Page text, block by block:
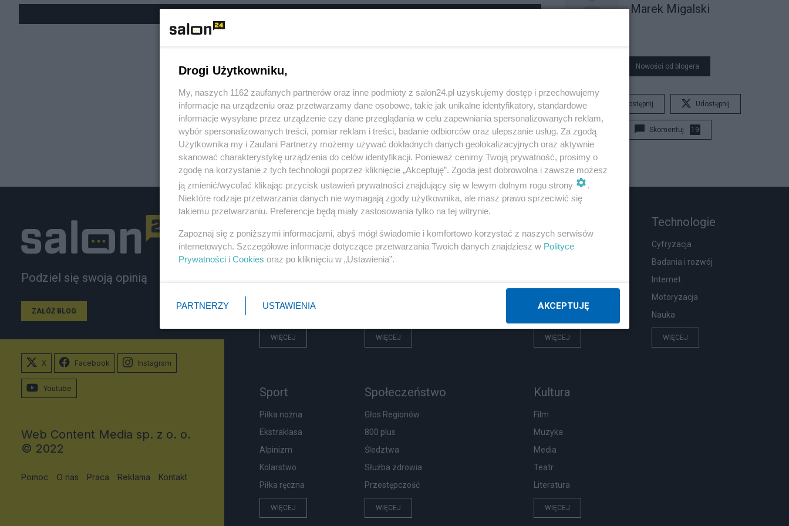
Marek Migalski
Nowości od blogera
Udostępnij Udostępnij
Skomentuj 19
Podziel się swoją opinią
ZAŁÓŻ BLOG
Rosja
PiS
WIĘCEJ
Biznes
Pieniądze
WIĘCEJ
Zdrowie
WIĘCEJ
Technologie
Cyfryzacja
Badania i rozwój
Internet
Motoryzacja
Nauka
WIĘCEJ
Sport
Piłka nożna
Ekstraklasa
Alpinizm
Kolarstwo
Piłka ręczna
WIĘCEJ
Społeczeństwo
Głos Regionów
800 plus
Śledztwa
Służba zdrowia
Przestępczość
WIĘCEJ
Kultura
Film
Muzyka
Media
Teatr
Literatura
WIĘCEJ
X Facebook Instagram
Youtube
Web Content Media sp. z o. o.
© 2022
Pomoc O nas Praca Reklama Kontakt
Drogi Użytkowniku,
My, naszych 1162 zaufanych partnerów oraz inne podmioty z salon24.pl uzyskujemy dostęp i przechowujemy
informacje na urządzeniu oraz przetwarzamy dane osobowe, takie jak unikalne identyfikatory, standardowe
informacje wysyłane przez urządzenie czy dane przeglądania w celu zapewniania spersonalizowanych reklam,
wybór spersonalizowanych treści, pomiar reklam i treści, badanie odbiorców oraz ulepszanie usług. Za zgodą
Użytkownika my i Zaufani Partnerzy możemy używać dokładnych danych geolokalizacyjnych oraz aktywnie
skanować charakterystykę urządzenia do celów identyfikacji. Ponieważ cenimy Twoją prywatność, prosimy o
zgodę na korzystanie z tych technologii poprzez kliknięcie „Akceptuję”. Zgoda jest dobrowolna i zawsze możesz
ją zmienić/wycofać klikając przycisk ustawień prywatności znajdujący się w lewym dolnym rogu strony
.
Niektóre rodzaje przetwarzania danych nie wymagają zgody użytkownika, ale masz prawo sprzeciwić się
takiemu przetwarzaniu. Preferencje będą miały zastosowania tylko na tej witrynie.
Zapoznaj się z poniższymi informacjami, abyś mógł świadomie i komfortowo korzystać z naszych serwisów
internetowych. Szczegółowe informacje dotyczące przetwarzania Twoich danych znajdziesz w Polityce
Prywatności i Cookies oraz po kliknięciu w „Ustawienia”.
PARTNERZY USTAWIENIA AKCEPTUJĘ